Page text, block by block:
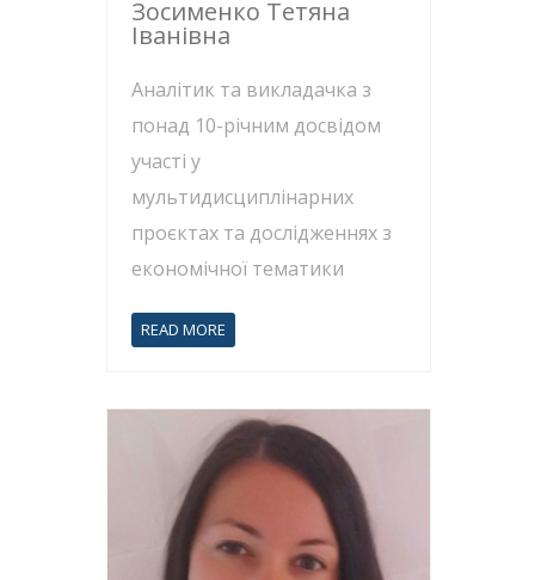
Зосименко Тетяна
Іванівна
Аналітик та викладачка з
понад 10-річним досвідом
участі у
мультидисциплінарних
проєктах та дослідженнях з
економічної тематики
READ MORE